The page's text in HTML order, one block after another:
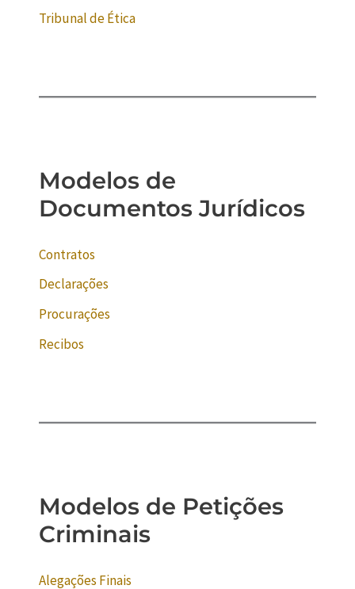
Tribunal de Ética
Modelos de
Documentos Jurídicos
Contratos
Declarações
Procurações
Recibos
Modelos de Petições
Criminais
Alegações Finais